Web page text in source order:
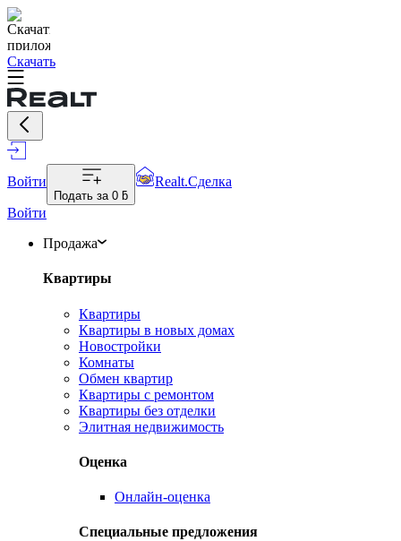
Скачать
Войти
Подать за 0 ƃ
Realt.Сделка
Войти
Продажа
Квартиры
Квартиры
Квартиры в новых домах
Новостройки
Комнаты
Обмен квартир
Квартиры с ремонтом
Квартиры без отделки
Элитная недвижимость
Оценка
Онлайн-оценка
Специальные предложения